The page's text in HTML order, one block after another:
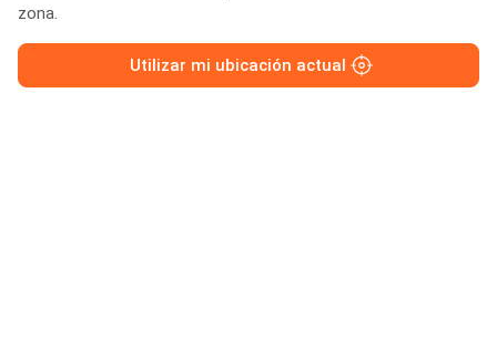
zona.
Utilizar mi ubicación actual